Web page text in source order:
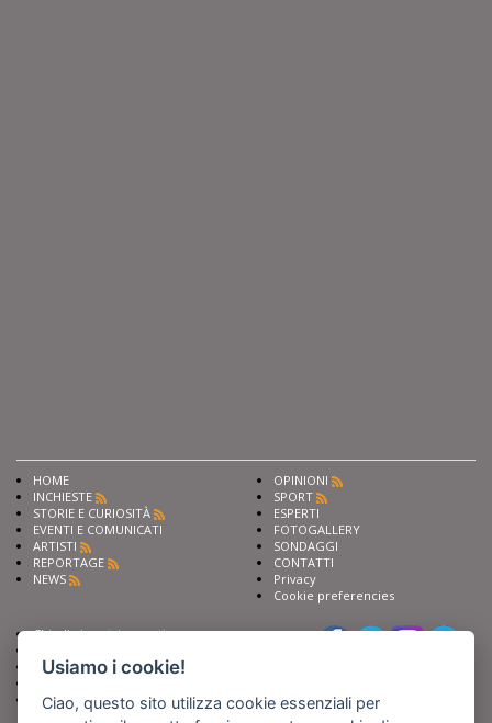
HOME
INCHIESTE
STORIE E CURIOSITÀ
EVENTI E COMUNICATI
ARTISTI
REPORTAGE
NEWS
OPINIONI
SPORT
ESPERTI
FOTOGALLERY
SONDAGGI
CONTATTI
Privacy
Cookie preferencies
Chiedi ai nostri esperti
Fai pubblicità con noi
Iscriviti al nostro corso di
giornalismo
Usiamo i cookie!
Ciao, questo sito utilizza cookie essenziali per